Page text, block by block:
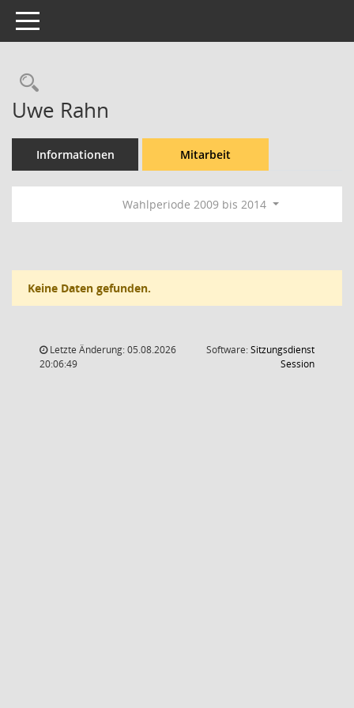
Toggle navigation
Rechercheauswahl
Uwe Rahn
Informationen Mitarbeit
Wahlperiode 2009 bis 2014
Keine Daten gefunden.
Letzte Änderung: 05.08.2026
20:06:49
Software:Sitzungsdienst
Session(Wird in